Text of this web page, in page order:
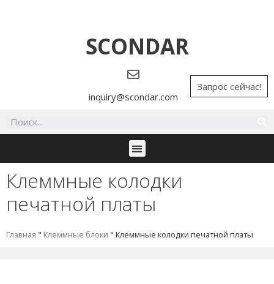
SCONDAR
inquiry@scondar.com
Запрос сейчас!
Клеммные колодки
печатной платы
Главная " Клеммные блоки " Клеммные колодки печатной платы